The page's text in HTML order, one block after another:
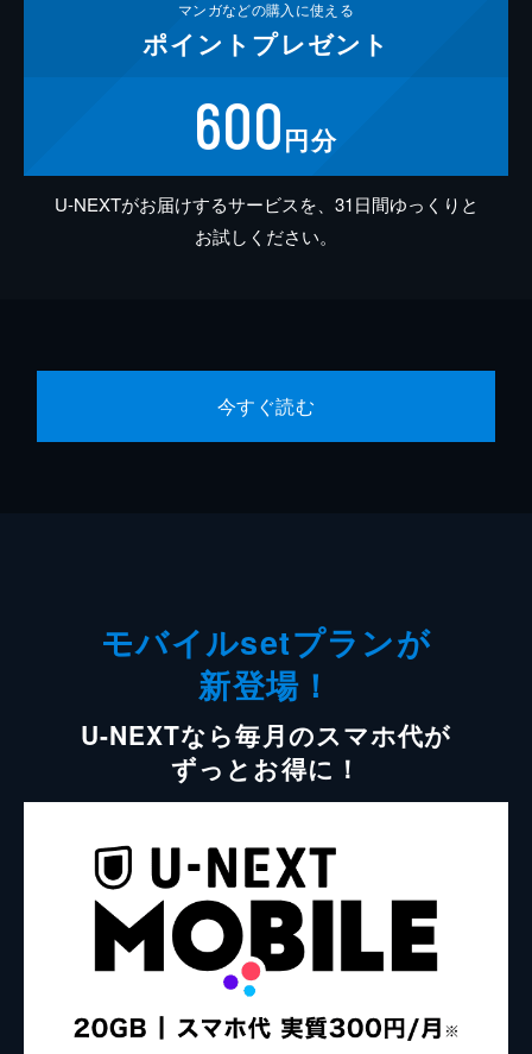
マンガなどの購入に使える
ポイント プレゼント
600円分
U-NEXTがお届けするサービスを、31日間ゆっくりと
お試しください。
今すぐ読む
モバイルsetプランが
新登場！
U-NEXTなら毎月のスマホ代が
ずっとお得に！